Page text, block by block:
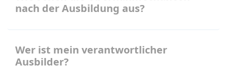
nach der Ausbildung aus?
Wer ist mein verantwortlicher
Ausbilder?